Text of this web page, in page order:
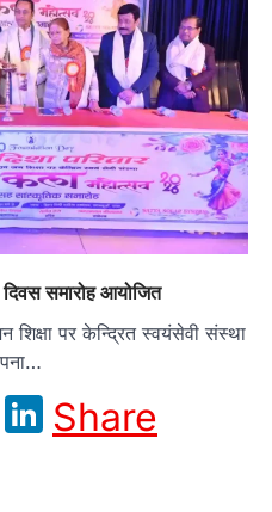
दिवस समारोह आयोजित
पर केन्द्रित स्वयंसेवी संस्था
EmailLinkedIn
Share